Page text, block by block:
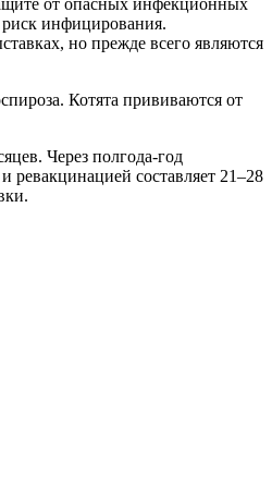
от опасных инфекционных
инфицирования.
но прежде всего являются
Котята прививаются от
Через полгода-год
составляет 21–28